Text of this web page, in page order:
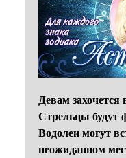
Девам захочется
Стрельцы будут
Водолеи могут
неожиданном